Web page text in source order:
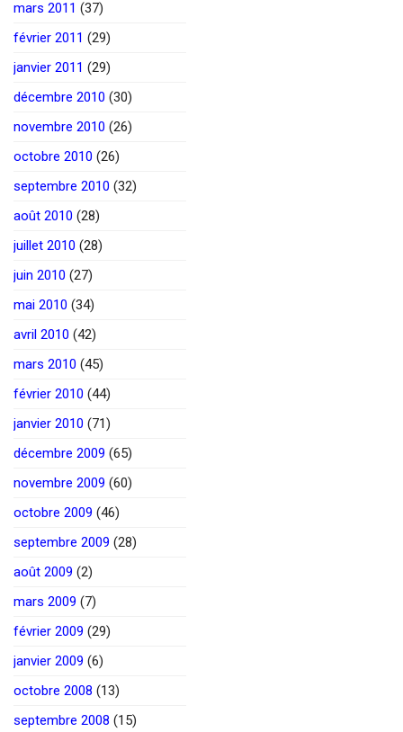
mars 2011 (37)
février 2011 (29)
janvier 2011 (29)
décembre 2010 (30)
novembre 2010 (26)
octobre 2010 (26)
septembre 2010 (32)
août 2010 (28)
juillet 2010 (28)
juin 2010 (27)
mai 2010 (34)
avril 2010 (42)
mars 2010 (45)
février 2010 (44)
janvier 2010 (71)
décembre 2009 (65)
novembre 2009 (60)
octobre 2009 (46)
septembre 2009 (28)
août 2009 (2)
mars 2009 (7)
février 2009 (29)
janvier 2009 (6)
octobre 2008 (13)
septembre 2008 (15)